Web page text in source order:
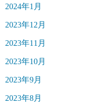
2024年1月
2023年12月
2023年11月
2023年10月
2023年9月
2023年8月